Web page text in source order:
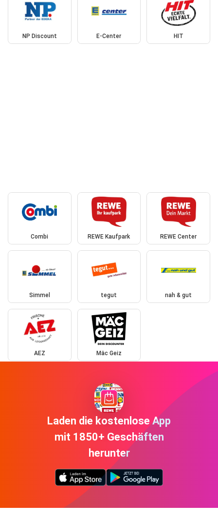
NP Discount E-Center HIT
Combi REWE Kaufpark REWE Center
Simmel tegut nah & gut
AEZ Mäc Geiz
Laden die kostenlose App
mit 1850+ Geschäften
herunter